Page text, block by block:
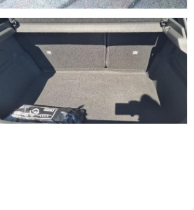
di Savona del brand Hyundai,
per la provincia di Savona dei brand Peugeot
oggetto dell'offerta.